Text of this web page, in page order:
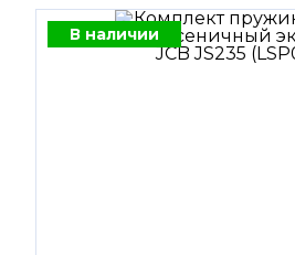
В наличии